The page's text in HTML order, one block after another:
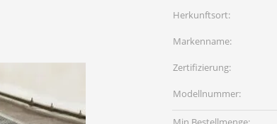
Herkunftsort:
Markenname:
Zertifizierung:
Modellnummer: